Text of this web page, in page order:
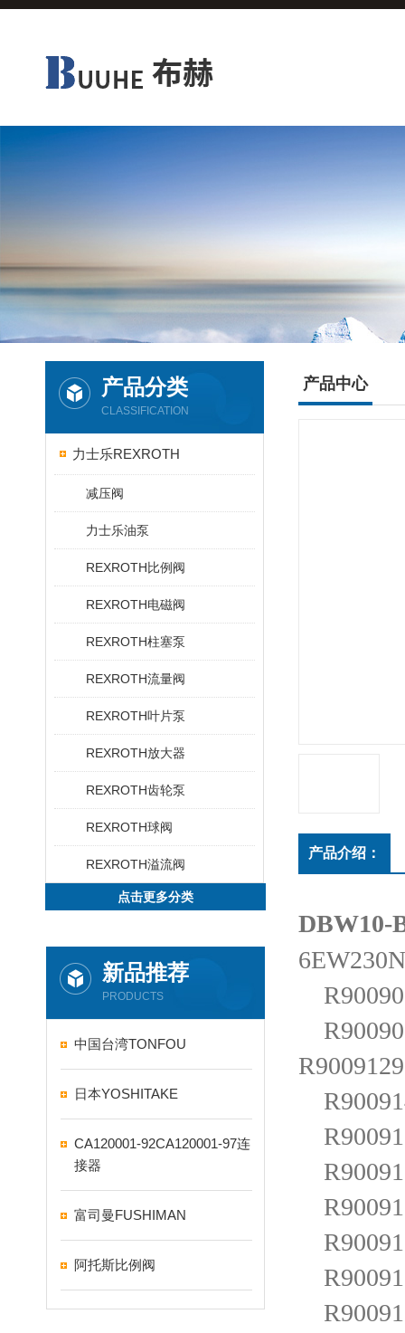
产品分类
CLASSIFICATION
力士乐REXROTH
减压阀
力士乐油泵
REXROTH比例阀
REXROTH电磁阀
REXROTH柱塞泵
REXROTH流量阀
REXROTH叶片泵
REXROTH放大器
REXROTH齿轮泵
REXROTH球阀
REXROTH溢流阀
点击更多分类
新品推荐
PRODUCTS
中国台湾TONFOU
日本YOSHITAKE
CA120001-92CA120001-97连
接器
富司曼FUSHIMAN
阿托斯比例阀
产品中心
产品介绍：
DBW10-